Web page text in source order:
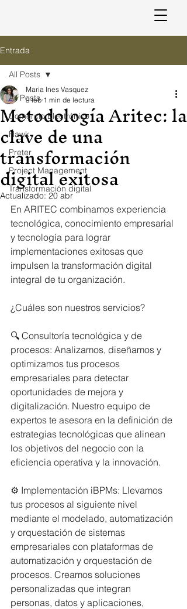
Entrada
All Posts
Comercio Electrónico
Hawk
Preter
Project Management
Transformación digital
All Posts
Metodología Aritec: la
clave de una
transformación
digital exitosa
Maria Ines Vasquez
9 feb 1 min de lectura
Actualizado:20 abr
En ARITEC combinamos experiencia
tecnológica, conocimiento empresarial
y tecnología para lograr
implementaciones exitosas que
impulsen la transformación digital
integral de tu organización.
¿Cuáles son nuestros servicios?
🔍 Consultoría tecnológica y de
procesos: Analizamos, diseñamos y
optimizamos tus procesos
empresariales para detectar
oportunidades de mejora y
digitalización. Nuestro equipo de
expertos te asesora en la definición de
estrategias tecnológicas que alinean
los objetivos del negocio con la
eficiencia operativa y la innovación.
⚙️ Implementación iBPMs: Llevamos
tus procesos al siguiente nivel
mediante el modelado, automatización
y orquestación de sistemas
empresariales con plataformas de
automatización y orquestación de
procesos. Creamos soluciones
personalizadas que integran
personas, datos y aplicaciones,